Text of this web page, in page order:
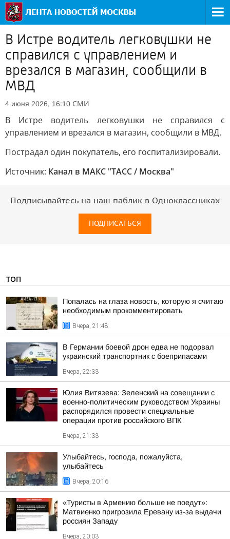
В Истре водитель легковушки не
справился с управлением и
врезался в магазин, сообщили в
МВД
4 июня 2026, 16:10 СМИ
В Истре водитель легковушки не справился с
управлением и врезался в магазин, сообщили в МВД.
Пострадал один покупатель, его госпитализировали.
Источник: Канал в МАКС "ТАСС / Москва"
Подписывайтесь на наш паблик в Одноклассниках
ПОДПИСАТЬСЯ
ТОП
Попалась на глаза новость, которую я считаю
необходимым прокомментировать
Вчера, 21:48
В Германии боевой дрон едва не подорвал
украинский транспортник с боеприпасами
Вчера, 22:33
Юлия Витязева: Зеленский на совещании с
военно-политическим руководством Украины
распорядился провести специальные
операции против российского ВПК
Вчера, 21:33
Улыбайтесь, господа, пожалуйста,
улыбайтесь
Вчера, 20:16
«Туристы в Армению больше не поедут»:
Матвиенко пригрозила Еревану из-за выдачи
россиян Западу
Вчера, 20:03